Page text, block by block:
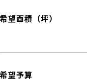
希望面積（坪）
希望予算